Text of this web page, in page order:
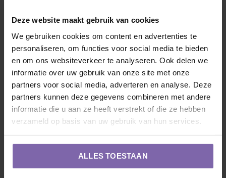
Deze website maakt gebruik van cookies
We gebruiken cookies om content en advertenties te
personaliseren, om functies voor social media te bieden
en om ons websiteverkeer te analyseren. Ook delen we
informatie over uw gebruik van onze site met onze
partners voor social media, adverteren en analyse. Deze
partners kunnen deze gegevens combineren met andere
informatie die u aan ze heeft verstrekt of die ze hebben
verzameld op basis van uw gebruik van hun services.
ALLES TOESTAAN
onze vriend. De Camelia mag gesnoeid worden, maar dat is
niet perse nodig, zeker in de eerste jaren niet. Als je toch
wilt snoeien doe dit dan na de bloei. In de winter is het
raadzaam om de Camelia af te dekken met ademend
materiaal tegen de vorst. Door de vorst kan de Camelia
bladeren verliezen. Deze komen meestal in de loop van het
jaar weer terug. Wanneer de boom in een pot is geplaatst
Ja, zeker als hij net is geplant is het van belang